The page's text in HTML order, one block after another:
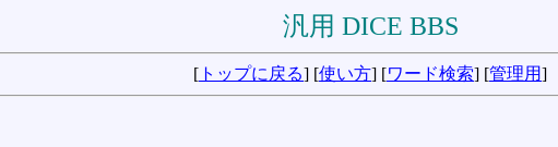
汎用 DICE BBS
[ トップに戻る] [使い方] [ワード検索] [管理用]